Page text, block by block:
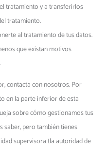
tratamiento y a transferirlos
tratamiento.
al tratamiento de tus datos.
que existan motivos
contacta con nosotros. Por
en la parte inferior de esta
sobre cómo gestionamos tus
saber, pero también tienes
supervisora (la autoridad de